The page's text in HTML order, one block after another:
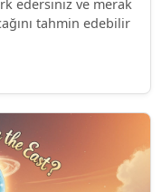
edersiniz ve merak
tahmin edebilir